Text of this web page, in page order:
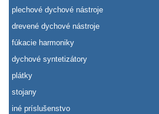
plechové dychové nástroje
drevené dychové nástroje
fúkacie harmoniky
dychové syntetizátory
plátky
stojany
iné príslušenstvo